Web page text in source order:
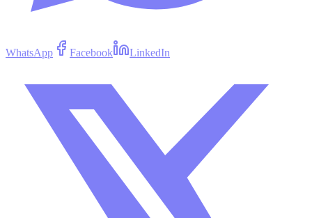
WhatsApp Facebook LinkedIn